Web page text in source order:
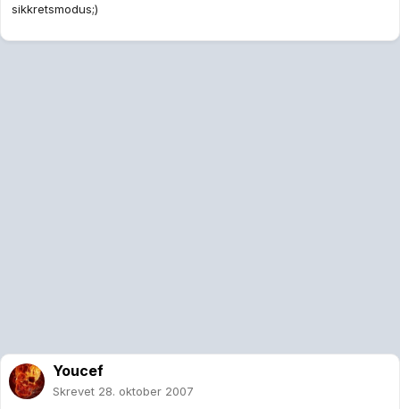
sikkretsmodus;)
Youcef
Skrevet 28. oktober 2007